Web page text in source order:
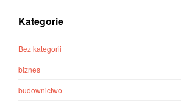
Kategorie
Bez kategorii
biznes
budownictwo